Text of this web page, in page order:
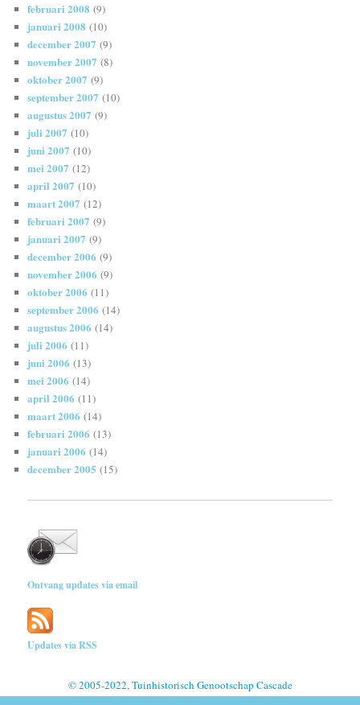
februari 2008 (9)
januari 2008 (10)
december 2007 (9)
november 2007 (8)
oktober 2007 (9)
september 2007 (10)
augustus 2007 (9)
juli 2007 (10)
juni 2007 (10)
mei 2007 (12)
april 2007 (10)
maart 2007 (12)
februari 2007 (9)
januari 2007 (9)
december 2006 (9)
november 2006 (9)
oktober 2006 (11)
september 2006 (14)
augustus 2006 (14)
juli 2006 (11)
juni 2006 (13)
mei 2006 (14)
april 2006 (11)
maart 2006 (14)
februari 2006 (13)
januari 2006 (14)
december 2005 (15)
Ontvang updates via email
Updates via RSS
© 2005-2022, Tuinhistorisch Genootschap Cascade